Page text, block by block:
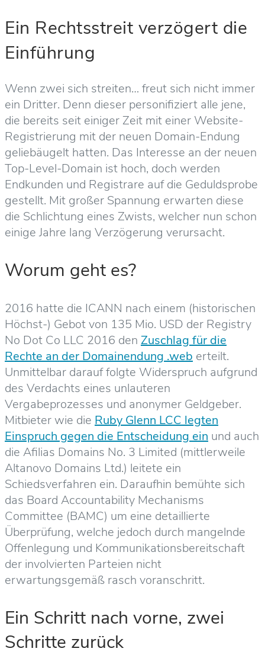
Ein Rechtsstreit verzögert die
Einführung
Wenn zwei sich streiten… freut sich nicht immer
ein Dritter. Denn dieser personifiziert alle jene,
die bereits seit einiger Zeit mit einer Website-
Registrierung mit der neuen Domain-Endung
geliebäugelt hatten. Das Interesse an der neuen
Top-Level-Domain ist hoch, doch werden
Endkunden und Registrare auf die Geduldsprobe
gestellt. Mit großer Spannung erwarten diese
die Schlichtung eines Zwists, welcher nun schon
einige Jahre lang Verzögerung verursacht.
Worum geht es?
2016 hatte die ICANN nach einem (historischen
Höchst-) Gebot von 135 Mio. USD der Registry
No Dot Co LLC 2016 den Zuschlag für die
Rechte an der Domainendung .web erteilt.
Unmittelbar darauf folgte Widerspruch aufgrund
des Verdachts eines unlauteren
Vergabeprozesses und anonymer Geldgeber.
Mitbieter wie die Ruby Glenn LCC legten
Einspruch gegen die Entscheidung ein und auch
die Afilias Domains No. 3 Limited (mittlerweile
Altanovo Domains Ltd.) leitete ein
Schiedsverfahren ein. Daraufhin bemühte sich
das Board Accountability Mechanisms
Committee (BAMC) um eine detaillierte
Überprüfung, welche jedoch durch mangelnde
Offenlegung und Kommunikationsbereitschaft
der involvierten Parteien nicht
erwartungsgemäß rasch voranschritt.
Ein Schritt nach vorne, zwei
Schritte zurück